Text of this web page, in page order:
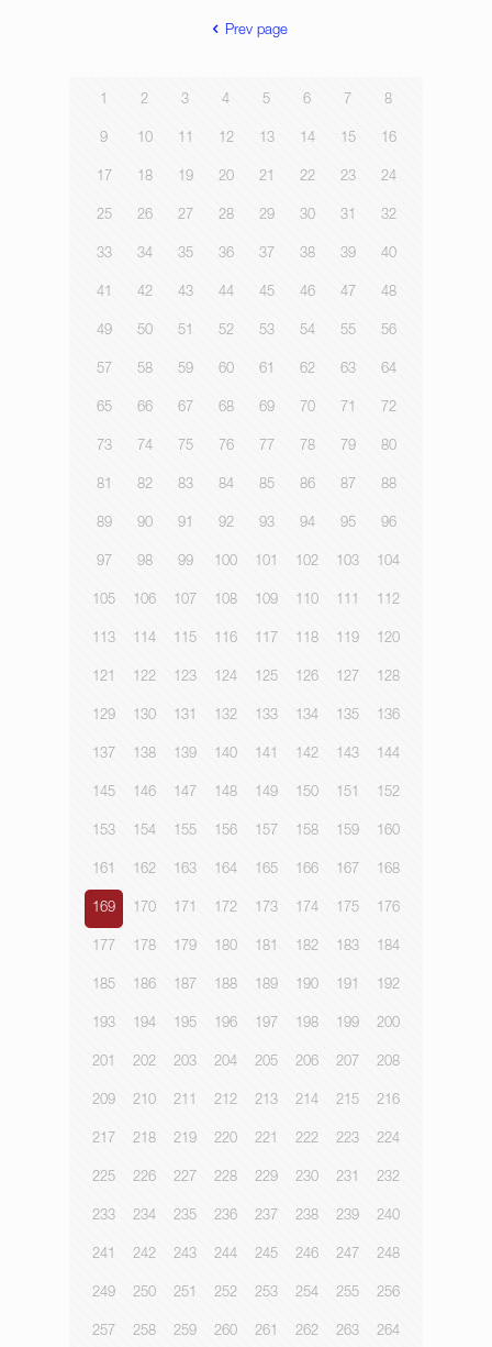
Prev page
1 2 3 4 5 6 7 8
9 10 11 12 13 14 15 16
17 18 19 20 21 22 23 24
25 26 27 28 29 30 31 32
33 34 35 36 37 38 39 40
41 42 43 44 45 46 47 48
49 50 51 52 53 54 55 56
57 58 59 60 61 62 63 64
65 66 67 68 69 70 71 72
73 74 75 76 77 78 79 80
81 82 83 84 85 86 87 88
89 90 91 92 93 94 95 96
97 98 99 100 101 102 103 104
105 106 107 108 109 110 111 112
113 114 115 116 117 118 119 120
121 122 123 124 125 126 127 128
129 130 131 132 133 134 135 136
137 138 139 140 141 142 143 144
145 146 147 148 149 150 151 152
153 154 155 156 157 158 159 160
161 162 163 164 165 166 167 168
169 170 171 172 173 174 175 176
177 178 179 180 181 182 183 184
185 186 187 188 189 190 191 192
193 194 195 196 197 198 199 200
201 202 203 204 205 206 207 208
209 210 211 212 213 214 215 216
217 218 219 220 221 222 223 224
225 226 227 228 229 230 231 232
233 234 235 236 237 238 239 240
241 242 243 244 245 246 247 248
249 250 251 252 253 254 255 256
257 258 259 260 261 262 263 264